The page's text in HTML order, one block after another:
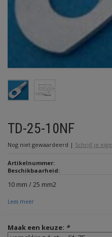
TD-25-10NF
Nog niet gewaardeerd | Schrijf je
Artikelnummer:
Beschikbaarheid:
10 mm / 25 mm2
Lees meer
Maak een keuze: *